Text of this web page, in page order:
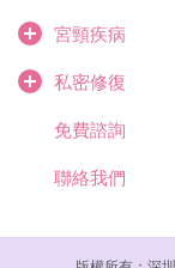
宮頸疾病
私密修復
免費諮詢
聯絡我們